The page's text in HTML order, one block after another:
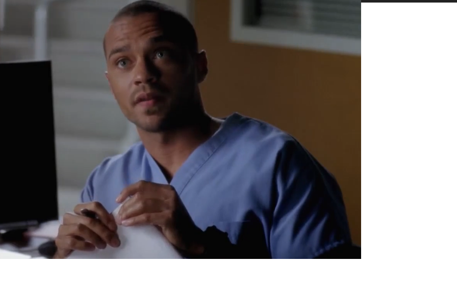
, Meg Marinis, habló sobre las “dolorosas”
para construir un inusual final feliz para dos
Teddy Altman (Kim Raver) y el doctor Owen Hunt
de ABC, la relación intermitente entre
la temporada 22, emitido el jueves. Sin embargo, a
la serie de forma trágica, ambos sobreviven y se
The Hollywood Reporter. Además,
y dolorosas” sobre una posible despedida de Teddy y